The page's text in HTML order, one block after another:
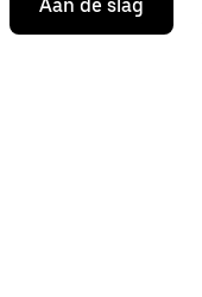
Aan de slag